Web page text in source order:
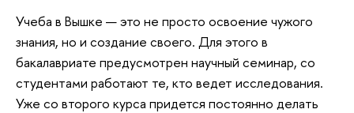
Учеба в Вышке — это не просто освоение чужого
знания, но и создание своего. Для этого в
бакалавриате предусмотрен научный семинар, со
студентами работают те, кто ведет исследования.
Уже со второго курса придется постоянно делать